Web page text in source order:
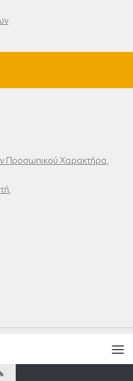
Προσωπικού Χαρακτήρα,